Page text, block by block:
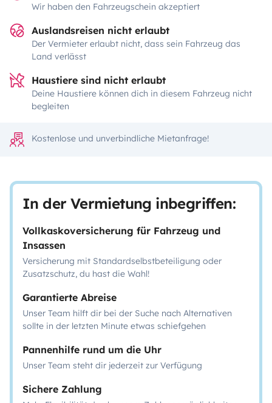
Wir haben den Fahrzeugschein akzeptiert
Auslandsreisen nicht erlaubt
Der Vermieter erlaubt nicht, dass sein Fahrzeug das
Land verlässt
Haustiere sind nicht erlaubt
Deine Haustiere können dich in diesem Fahrzeug nicht
begleiten
Kostenlose und unverbindliche Mietanfrage!
In der Vermietung inbegriffen:
Vollkaskoversicherung für Fahrzeug und
Insassen
Versicherung mit Standardselbstbeteiligung oder
Zusatzschutz, du hast die Wahl!
Garantierte Abreise
Unser Team hilft dir bei der Suche nach Alternativen
sollte in der letzten Minute etwas schiefgehen
Pannenhilfe rund um die Uhr
Unser Team steht dir jederzeit zur Verfügung
Sichere Zahlung